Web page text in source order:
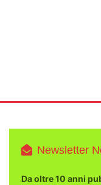
Newsletter
Da oltre 10 anni